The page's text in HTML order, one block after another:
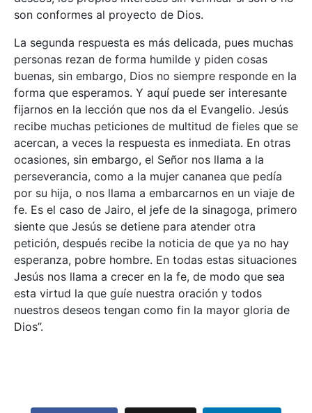
son conformes al proyecto de Dios.
La segunda respuesta es más delicada, pues muchas
personas rezan de forma humilde y piden cosas
buenas, sin embargo, Dios no siempre responde en la
forma que esperamos. Y aquí puede ser interesante
fijarnos en la lección que nos da el Evangelio. Jesús
recibe muchas peticiones de multitud de fieles que se
acercan, a veces la respuesta es inmediata. En otras
ocasiones, sin embargo, el Señor nos llama a la
perseverancia, como a la mujer cananea que pedía
por su hija, o nos llama a embarcarnos en un viaje de
fe. Es el caso de Jairo, el jefe de la sinagoga, primero
siente que Jesús se detiene para atender otra
petición, después recibe la noticia de que ya no hay
esperanza, pobre hombre. En todas estas situaciones
Jesús nos llama a crecer en la fe, de modo que sea
esta virtud la que guíe nuestra oración y todos
nuestros deseos tengan como fin la mayor gloria de
Dios”.